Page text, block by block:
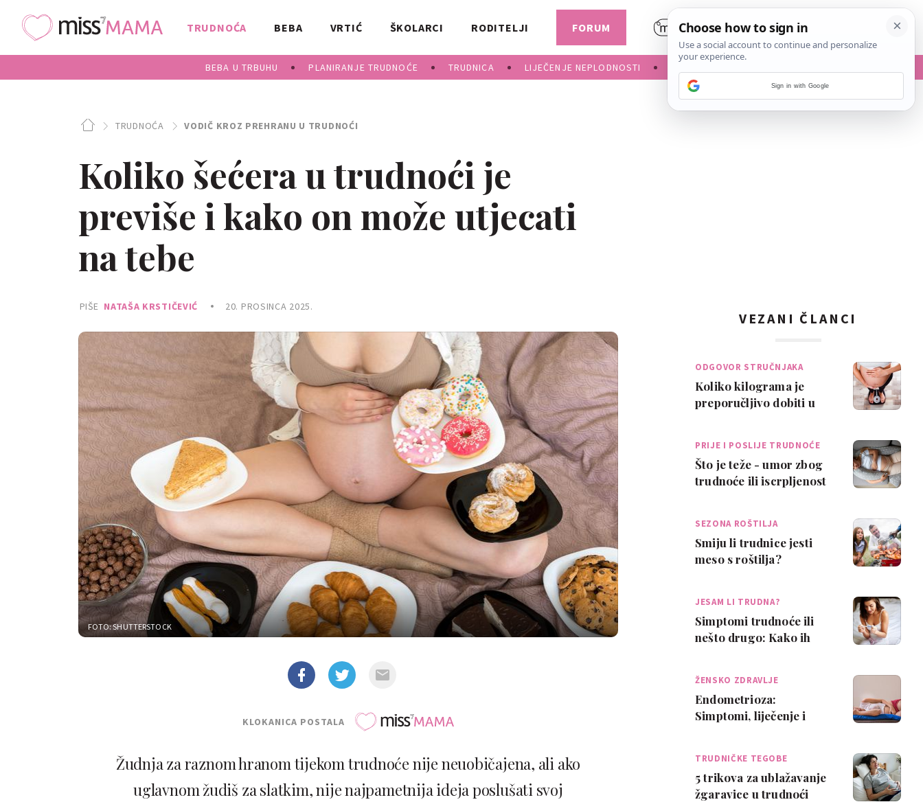
TRUDNOĆA
BEBA U TRBUHU PLANIRANJE TRUDNOĆE TRUDNICA LIJEČENJE NEPLODNOSTI
BEBA VRTIĆ ŠKOLARCI RODITELJI FORUM
TRUDNOĆA VODIČ KROZ PREHRANU U TRUDNOĆI
Koliko šećera u trudnoći je
previše i kako on može utjecati
na tebe
PIŠE NATAŠA KRSTIČEVIĆ 20. PROSINCA 2025.
FOTO: SHUTTERSTOCK
KLOKANICA POSTALA
Žudnja za raznom hranom tijekom trudnoće nije neuobičajena, ali ako
uglavnom žudiš za slatkim, nije najpametnija ideja poslušati svoj
VEZANI ČLANCI
ODGOVOR STRUČNJAKA
Koliko kilograma je
preporučljivo dobiti u
PRIJE I POSLIJE TRUDNOĆE
Što je teže - umor zbog
trudnoće ili iscrpljenost
SEZONA ROŠTILJA
Smiju li trudnice jesti
meso s roštilja?
JESAM LI TRUDNA?
Simptomi trudnoće ili
nešto drugo: Kako ih
ŽENSKO ZDRAVLJE
Endometrioza:
Simptomi, liječenje i
TRUDNIČKE TEGOBE
5 trikova za ublažavanje
žgaravice u trudnoći
Sign in with Google